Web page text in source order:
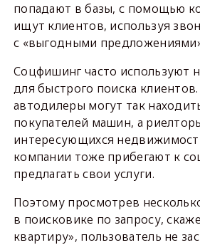
попадают в базы, с помощью
ищут клиентов, используя
с «выгодными
Соцфишинг часто используют
для быстрого поиска
автодилеры могут так
покупателей машин, а
интересующихся
компании тоже прибегают к
предлагать свои услуги.
Поэтому просмотрев
в поисковике по запросу,
квартиру», пользователь не